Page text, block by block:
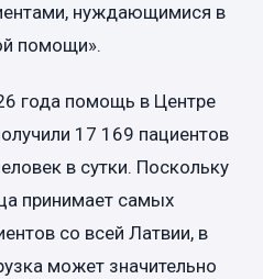
нуждающимися в
помощи».
года помощь в Центре
17 169 пациентов
в сутки. Поскольку
принимает самых
со всей Латвии, в
может значительно